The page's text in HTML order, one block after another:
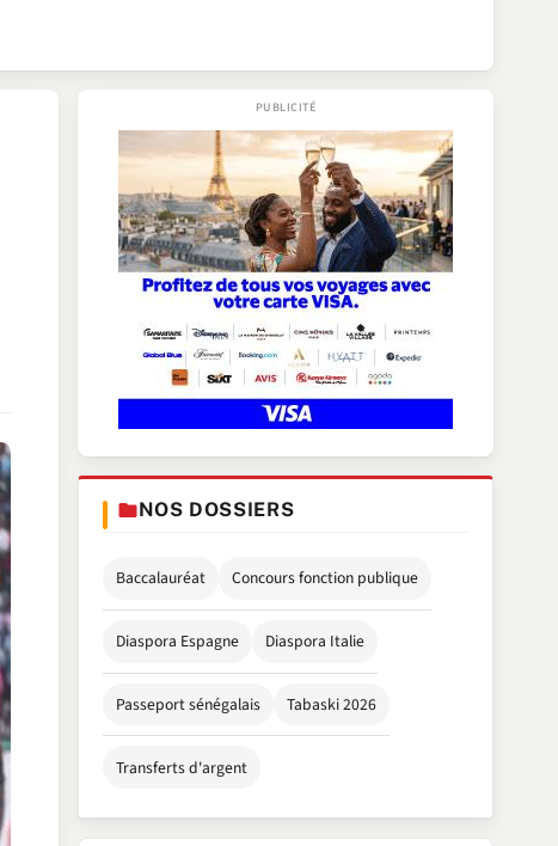
NOS DOSSIERS
Baccalauréat Concours fonction publique
Diaspora Espagne Diaspora Italie
Passeport sénégalais Tabaski 2026
Transferts d'argent